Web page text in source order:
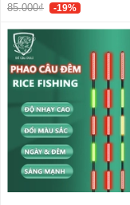
85.000₫ -19%